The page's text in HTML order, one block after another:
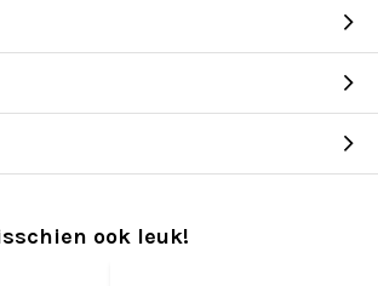
ook leuk!